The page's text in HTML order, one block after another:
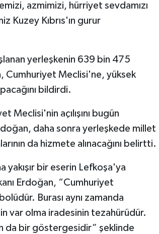
azmimizi, hürriyet sevdamızı
Kuzey Kıbrıs'ın gurur
yerleşkenin 639 bin 475
Cumhuriyet Meclisi'ne, yüksek
bildirdi.
Meclisi'nin açılışını bugün
daha sonra yerleşkede millet
da hizmete alınacağını belirtti.
yakışır bir eserin Lefkoşa'ya
Erdoğan, “Cumhuriyet
Burası aynı zamanda
var olma iradesinin tezahürüdür.
da bir göstergesidir” şeklinde